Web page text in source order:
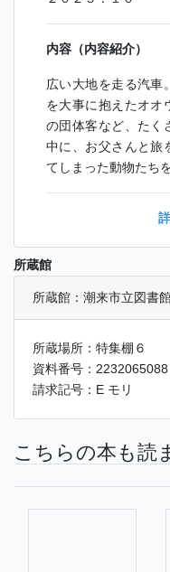
内容（内容紹介）
広い大地を走る汽車
を大事に抱えたオオ
の団体客など、たく
中に、お父さんと旅
てしまった動物たち
所蔵館
所蔵館：潮来市立図書
所蔵場所：特集棚６
資料番号：2232065088
請求記号：E モリ
こちらの本も読